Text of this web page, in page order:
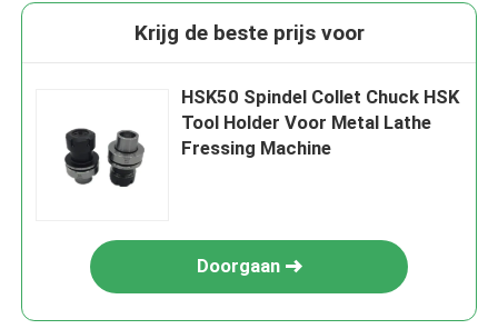
Krijg de beste prijs voor
HSK50 Spindel Collet Chuck HSK
Tool Holder Voor Metal Lathe
Fressing Machine
Doorgaan